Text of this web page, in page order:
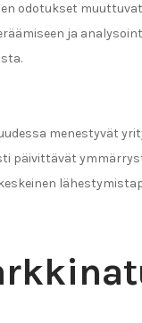
odotukset
ja
menestyvät
päivittävät